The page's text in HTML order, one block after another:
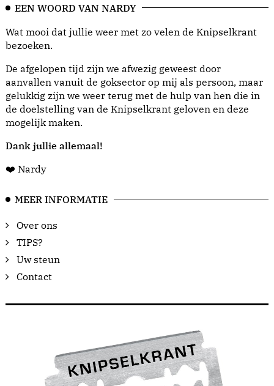
EEN WOORD VAN NARDY
Wat mooi dat jullie weer met zo velen de Knipselkrant
bezoeken.
De afgelopen tijd zijn we afwezig geweest door
aanvallen vanuit de goksector op mij als persoon, maar
gelukkig zijn we weer terug met de hulp van hen die in
de doelstelling van de Knipselkrant geloven en deze
mogelijk maken.
Dank jullie allemaal!
❤️ Nardy
MEER INFORMATIE
Over ons
TIPS?
Uw steun
Contact